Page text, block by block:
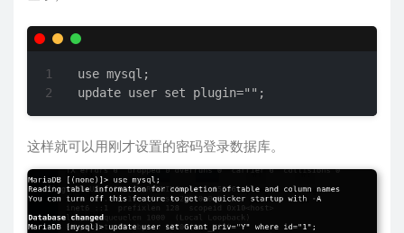
use mysql;
update user set plugin="";
这样就可以用刚才设置的密码登录数据库。